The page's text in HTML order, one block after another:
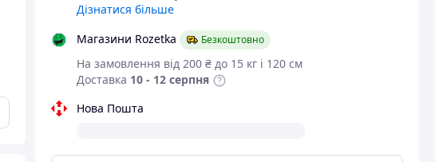
Дізнатися більше
Магазини Rozetka
Безкоштовно
На замовлення від 200 ₴ до 15 кг і 120 см
Доставка 10 - 12 серпня
Нова Пошта